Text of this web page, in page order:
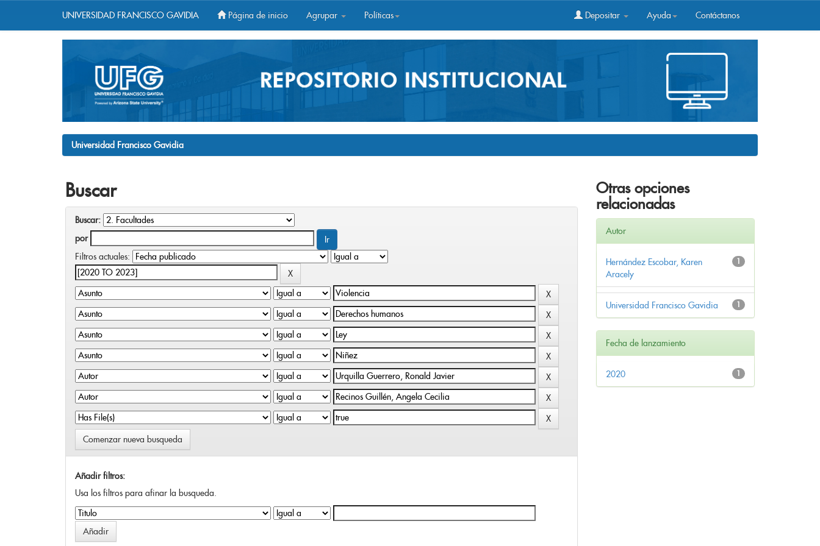
UNIVERSIDAD FRANCISCO GAVIDIA Página de inicio Agrupar Políticas Depositar Ayuda Contáctanos
Universidad Francisco Gavidia
Buscar
Buscar:
por
Filtros actuales:
Comenzar nueva busqueda
Añadir filtros:
Usa los filtros para afinar la busqueda.
Otras opciones
relacionadas
Autor
1
Hernández Escobar, Karen
Aracely
1
Universidad Francisco Gavidia
Fecha de lanzamiento
1
2020